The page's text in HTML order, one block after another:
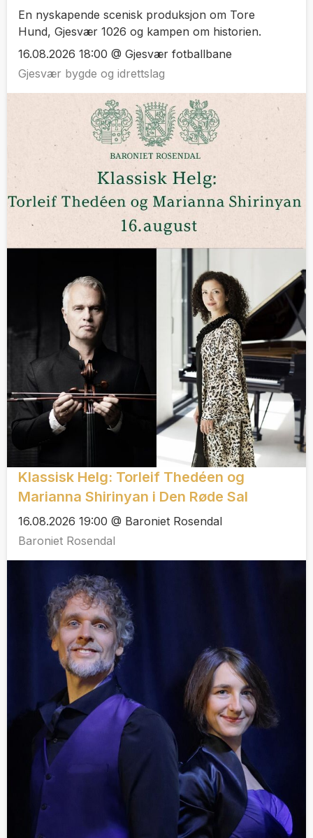
En nyskapende scenisk produksjon om Tore
Hund, Gjesvær 1026 og kampen om historien.
16.08.2026 18:00 @ Gjesvær fotballbane
Gjesvær bygde og idrettslag
Klassisk Helg: Torleif Thedéen og
Marianna Shirinyan i Den Røde Sal
16.08.2026 19:00 @ Baroniet Rosendal
Baroniet Rosendal